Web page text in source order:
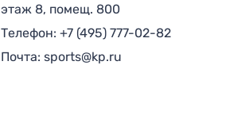
этаж 8, помещ. 800
Телефон: +7 (495) 777-02-82
Почта: sports@kp.ru